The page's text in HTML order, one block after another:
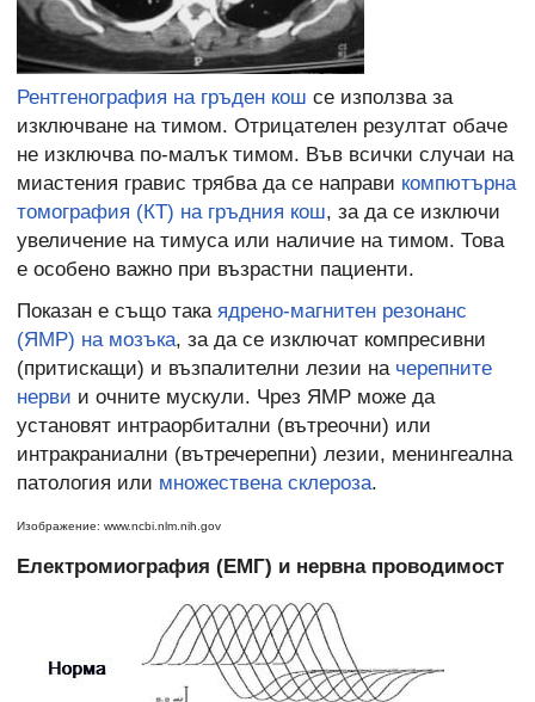
Рентгенография на гръден кош се използва за
изключване на тимом. Отрицателен резултат обаче
не изключва по-малък тимом. Във всички случаи на
миастения гравис трябва да се направи компютърна
томография (КТ) на гръдния кош, за да се изключи
увеличение на тимуса или наличие на тимом. Това
е особено важно при възрастни пациенти.
Показан е също така ядрено-магнитен резонанс
(ЯМР) на мозъка, за да се изключат компресивни
(притискащи) и възпалителни лезии на черепните
нерви и очните мускули. Чрез ЯМР може да
установят интраорбитални (вътреочни) или
интракраниални (вътречерепни) лезии, менингеална
патология или множествена склероза.
Изображение: www.ncbi.nlm.nih.gov
Електромиография (ЕМГ) и нервна проводимост